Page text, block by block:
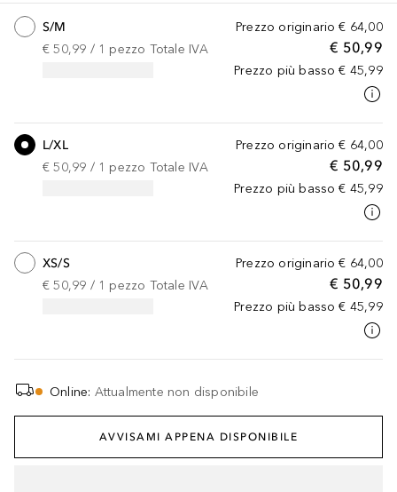
Prezzo originario € 64,00
€ 50,99
Prezzo più basso € 45,99
S/M
€ 50,99 / 1 pezzo Totale IVA
Prezzo originario € 64,00
€ 50,99
Prezzo più basso € 45,99
L/XL
€ 50,99 / 1 pezzo Totale IVA
Prezzo originario € 64,00
€ 50,99
Prezzo più basso € 45,99
XS/S
€ 50,99 / 1 pezzo Totale IVA
Online: Attualmente non disponibile
AVVISAMI APPENA DISPONIBILE